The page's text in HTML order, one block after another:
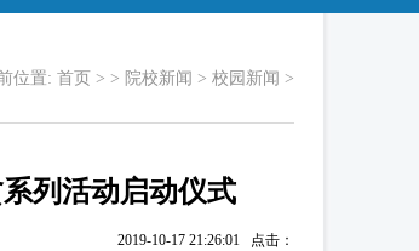
位置: 首页 > > 院校新闻 > 校园新闻 >
列活动启动仪式
2019-10-17 21:26:01 点击：